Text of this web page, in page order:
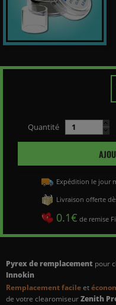
Pyrex de remplacement pour
Innokin
Remplacement facileet
de votre clearomiseurZenith
Quantité
Expédition le jour
Livraison offerte
0.1€ de remise